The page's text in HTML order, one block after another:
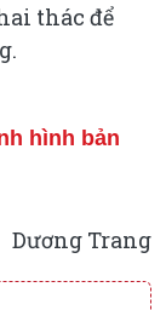
thác để
hình bản
Dương Trang